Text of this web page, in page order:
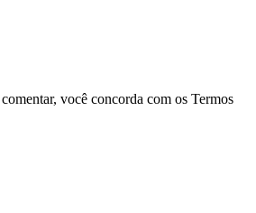
você concorda com os Termos